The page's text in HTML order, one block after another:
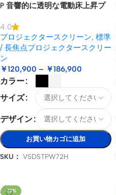
P 音響的に透明な電動床上昇プ
4.0
プロジェクタースクリーン, 標準
/ 長焦点プロジェクタースクリー
ン
￥120,900 – ￥186,900
カラー
サイズ
デザイン
お買い物カゴに追加
SKU： VSDSTPW72H
-19%